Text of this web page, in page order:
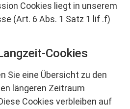
Cookies liegt in unserem
(Art. 6 Abs. 1 Satz 1 lif .f)
Cookies
Sie eine Übersicht zu den
längeren Zeitraum
Cookies verbleiben auf